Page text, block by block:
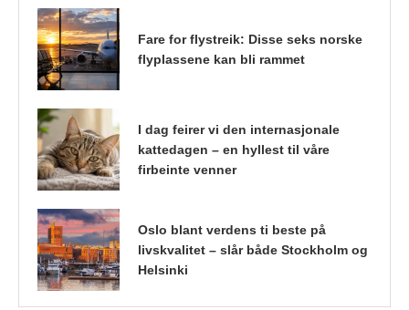
Fare for flystreik: Disse seks norske
flyplassene kan bli rammet
I dag feirer vi den internasjonale
kattedagen – en hyllest til våre
firbeinte venner
Oslo blant verdens ti beste på
livskvalitet – slår både Stockholm og
Helsinki